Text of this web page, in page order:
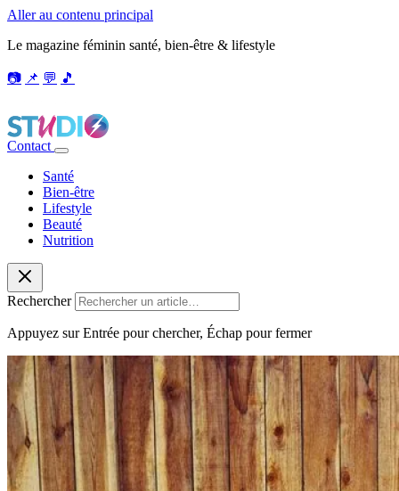
Aller au contenu principal
Le magazine féminin santé, bien-être & lifestyle
📷 📌 💬 🎵
Contact
Santé
Bien-être
Lifestyle
Beauté
Nutrition
Rechercher
Appuyez sur Entrée pour chercher, Échap pour fermer